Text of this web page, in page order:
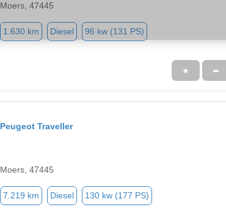
Moers, 47445
1.630 km Diesel 96 kw (131 PS)
★ ➦
Peugeot Traveller
Moers, 47445
7.219 km Diesel 130 kw (177 PS)